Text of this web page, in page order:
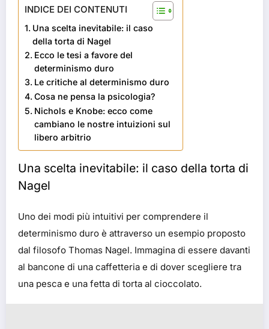
INDICE DEI CONTENUTI
Una scelta inevitabile: il caso
della torta di Nagel
Ecco le tesi a favore del
determinismo duro
Le critiche al determinismo duro
Cosa ne pensa la psicologia?
Nichols e Knobe: ecco come
cambiano le nostre intuizioni sul
libero arbitrio
Una scelta inevitabile: il caso della torta di
Nagel
Uno dei modi più intuitivi per comprendere il
determinismo duro è attraverso un esempio proposto
dal filosofo Thomas Nagel. Immagina di essere davanti
al bancone di una caffetteria e di dover scegliere tra
una pesca e una fetta di torta al cioccolato.